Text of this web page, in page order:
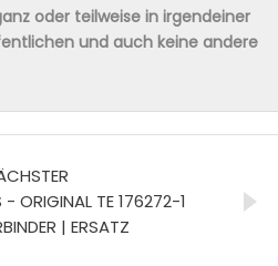
oder teilweise in irgendeiner
und auch keine andere
ORIGINAL TE 176272-1
| ERSATZ